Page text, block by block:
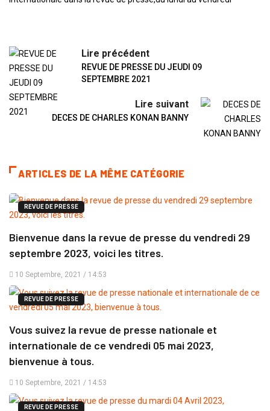
Lire précédent
REVUE DE PRESSE DU JEUDI 09
SEPTEMBRE 2021
Lire suivant
DECES DE CHARLES KONAN BANNY
ARTICLES DE LA MÊME CATÉGORIE
REVUE DE PRESSE
Bienvenue dans la revue de presse du vendredi 29
septembre 2023, voici les titres.
10 Septembre, 2021 / 14:53
REVUE DE PRESSE
Vous suivez la revue de presse nationale et
internationale de ce vendredi 05 mai 2023,
bienvenue à tous.
10 Septembre, 2021 / 14:53
REVUE DE PRESSE